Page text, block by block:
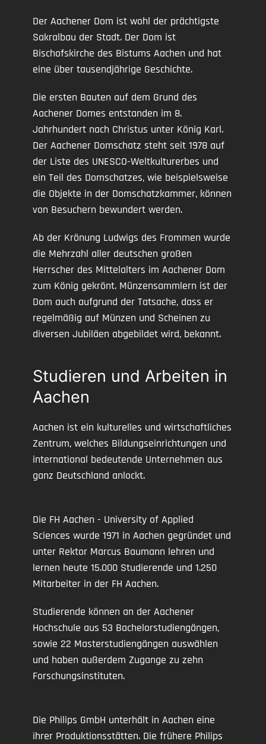
Der Aachener Dom ist wohl der prächtigste
Sakralbau der Stadt. Der Dom ist
Bischofskirche des Bistums Aachen und hat
eine über tausendjährige Geschichte.
Die ersten Bauten auf dem Grund des
Aachener Domes entstanden im 8.
Jahrhundert nach Christus unter König Karl.
Der Aachener Domschatz steht seit 1978 auf
der Liste des UNESCO-Weltkulturerbes und
ein Teil des Domschatzes, wie beispielsweise
die Objekte in der Domschatzkammer, können
von Besuchern bewundert werden.
Ab der Krönung Ludwigs des Frommen wurde
die Mehrzahl aller deutschen großen
Herrscher des Mittelalters im Aachener Dom
zum König gekrönt. Münzensammlern ist der
Dom auch aufgrund der Tatsache, dass er
regelmäßig auf Münzen und Scheinen zu
diversen Jubiläen abgebildet wird, bekannt.
Studieren und Arbeiten in
Aachen
Aachen ist ein kulturelles und wirtschaftliches
Zentrum, welches Bildungseinrichtungen und
international bedeutende Unternehmen aus
ganz Deutschland anlockt.
Die FH Aachen - University of Applied
Sciences wurde 1971 in Aachen gegründet und
unter Rektor Marcus Baumann lehren und
lernen heute 15.000 Studierende und 1.250
Mitarbeiter in der FH Aachen.
Studierende können an der Aachener
Hochschule aus 53 Bachelorstudiengängen,
sowie 22 Masterstudiengängen auswählen
und haben außerdem Zugange zu zehn
Forschungsinstituten.
Die Philips GmbH unterhält in Aachen eine
ihrer Produktionsstätten. Die frühere Philips